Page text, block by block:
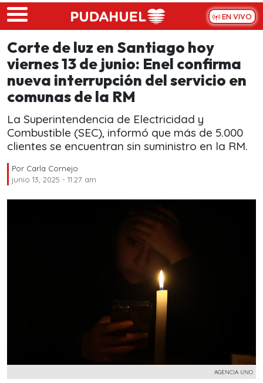
Skip to main content
EN VIVO
Corte de luz en Santiago hoy
viernes 13 de junio: Enel confirma
nueva interrupción del servicio en
comunas de la RM
La Superintendencia de Electricidad y
Combustible (SEC), informó que más de 5.000
clientes se encuentran sin suministro en la RM.
Por Carla Cornejo
junio 13, 2025 - 11:27 am
AGENCIA UNO